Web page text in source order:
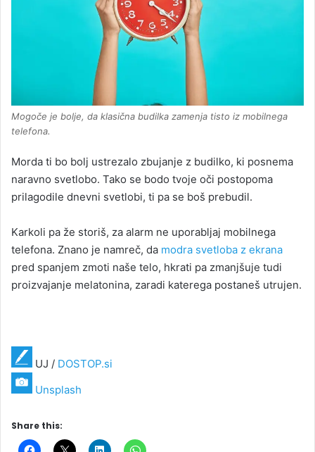
Mogoče je bolje, da klasična budilka zamenja tisto iz mobilnega
telefona.
Morda ti bo bolj ustrezalo zbujanje z budilko, ki posnema
naravno svetlobo. Tako se bodo tvoje oči postopoma
prilagodile dnevni svetlobi, ti pa se boš prebudil.
Karkoli pa že storiš, za alarm ne uporabljaj mobilnega
telefona. Znano je namreč, da modra svetloba z ekrana
pred spanjem zmoti naše telo, hkrati pa zmanjšuje tudi
proizvajanje melatonina, zaradi katerega postaneš utrujen.
UJ / DOSTOP.si
Unsplash
Share this: